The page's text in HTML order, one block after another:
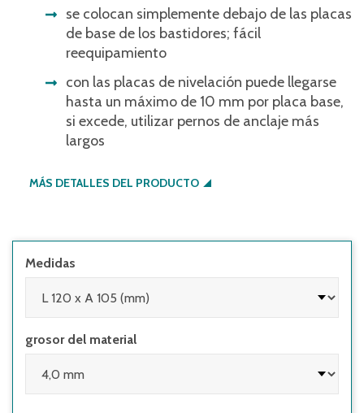
se colocan simplemente debajo de las placas
de base de los bastidores; fácil
reequipamiento
con las placas de nivelación puede llegarse
hasta un máximo de 10 mm por placa base,
si excede, utilizar pernos de anclaje más
largos
MÁS DETALLES DEL PRODUCTO
Medidas
grosor del material